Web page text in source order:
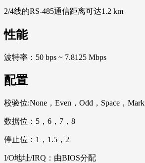
2/4线的RS-485通信距离可达1.2 km
性能
波特率：50 bps ~ 7.8125 Mbps
配置
校验位:None，Even，Odd，Space，Mark
数据位：5，6，7，8
停止位：1，1.5，2
I/O地址/IRQ：由BIOS分配